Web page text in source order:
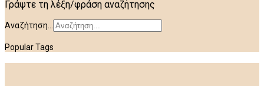
Γράψτε τη λέξη/φράση αναζήτησης
Αναζήτηση...
Popular Tags